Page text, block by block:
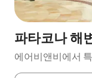
파타코나 해
에어비앤비에서